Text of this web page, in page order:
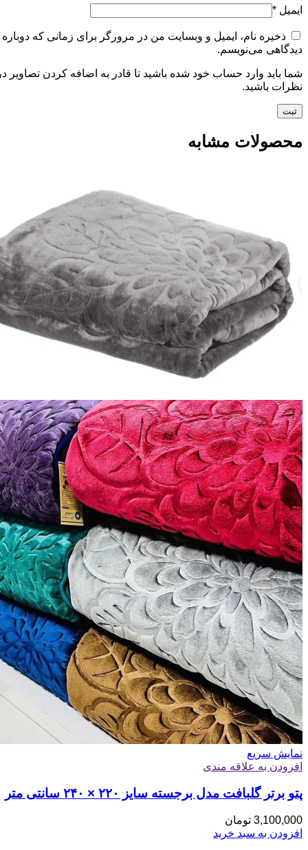
ایمیل *
ذخیره نام، ایمیل و وبسایت من در مرورگر برای زمانی که دوباره
دیدگاهی می‌نویسم.
شما باید وارد حساب خود شده باشید تا قادر به اضافه کردن تصاویر
نظرات باشید.
محصولات مشابه
نمایش سریع
افزودن به علاقه مندی
پتو برتر گلبافت مدل برجسته سایز ۲۲۰ × ۲۴۰ سانتی متر
3,100,000 تومان
افزودن به سبد خرید